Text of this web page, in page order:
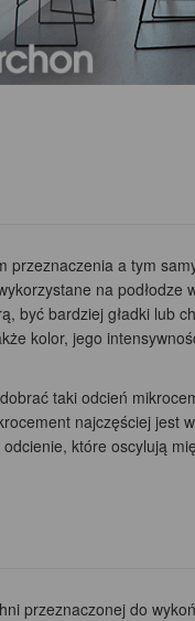
przeznaczenia a tym
na podłodze
być bardziej gładki lub
kolor, jego
taki odcień
najczęściej jest
które oscylują
przeznaczonej do